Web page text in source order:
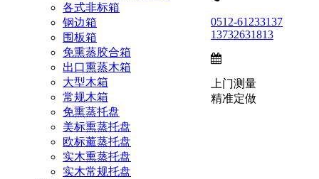
0512-61233137
13732631813
上门测量
精准定做
各式非标箱
钢边箱
围板箱
免熏蒸胶合箱
出口熏蒸木箱
大型木箱
常规木箱
免熏蒸托盘
美标熏蒸托盘
欧标薰蒸托盘
实木熏蒸托盘
实木常规托盘